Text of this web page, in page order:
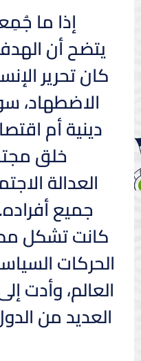
إذا ما
يتضح أن
كان تحرير
الاضطهاد،
دينية أم
خلق
العدالة
جميع
كانت تشكل
الحركات
العالم، وأدت
العديد من